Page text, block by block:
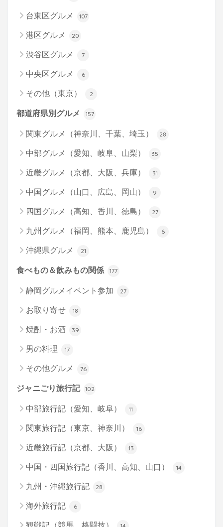
台東区グルメ 107
港区グルメ 20
渋谷区グルメ 7
中央区グルメ 6
その他（東京） 2
都道府県別グルメ 157
関東グルメ（神奈川、千葉、埼玉） 28
中部グルメ（愛知、岐阜、山梨） 35
近畿グルメ（京都、大阪、兵庫） 31
中国グルメ（山口、広島、岡山） 9
四国グルメ（高知、香川、徳島） 27
九州グルメ（福岡、熊本、鹿児島） 6
沖縄県グルメ 21
食べもの＆飲みもの関係 177
静岡グルメイベント参加 27
お取り寄せ 18
焼酎・お酒 39
男の料理 17
その他グルメ 76
ジャニごり旅行記 102
中部旅行記（愛知、岐阜） 11
関東旅行記（東京、神奈川） 16
近畿旅行記（京都、大阪） 13
中国・四国旅行記（香川、高知、山口） 14
九州・沖縄旅行記 28
海外旅行記 6
観戦記（競馬、格闘技）